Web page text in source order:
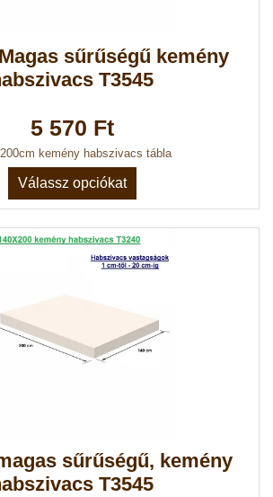
sűrűségű kemény
T3545
5 570 Ft
kemény habszivacs tábla
Válassz opciókat
sűrűségű, kemény
T3545